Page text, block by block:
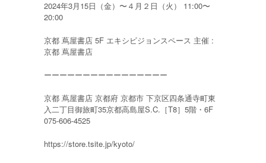
2024年3月15日（金）〜４月２日（火） 11:00〜
20:00
京都 蔦屋書店 5F エキシビジョンスペース 主催 :
京都 蔦屋書店
ーーーーーーーーーーーーーーーー
京都 蔦屋書店 京都府 京都市 下京区四条通寺町東
入二丁目御旅町35京都高島屋S.C.［T8］5階・6F
075-606-4525
https://store.tsite.jp/kyoto/